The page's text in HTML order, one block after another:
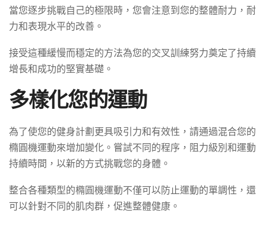
當您逐步挑戰自己的極限時，您會注意到您的整體耐力，耐
力和表現水平的改善。
接受這種緩慢而穩定的方法為您的交叉訓練努力奠定了持續
增長和成功的堅實基礎。
多樣化您的運動
為了使您的健身計劃更具吸引力和有效性，請通過混合您的
橢圓機運動來增加變化。嘗試不同的程序，阻力級別和運動
持續時間，以新的方式挑戰您的身體。
整合各種類型的橢圓機運動不僅可以防止運動的單調性，還
可以針對不同的肌肉群，促進整體健康。